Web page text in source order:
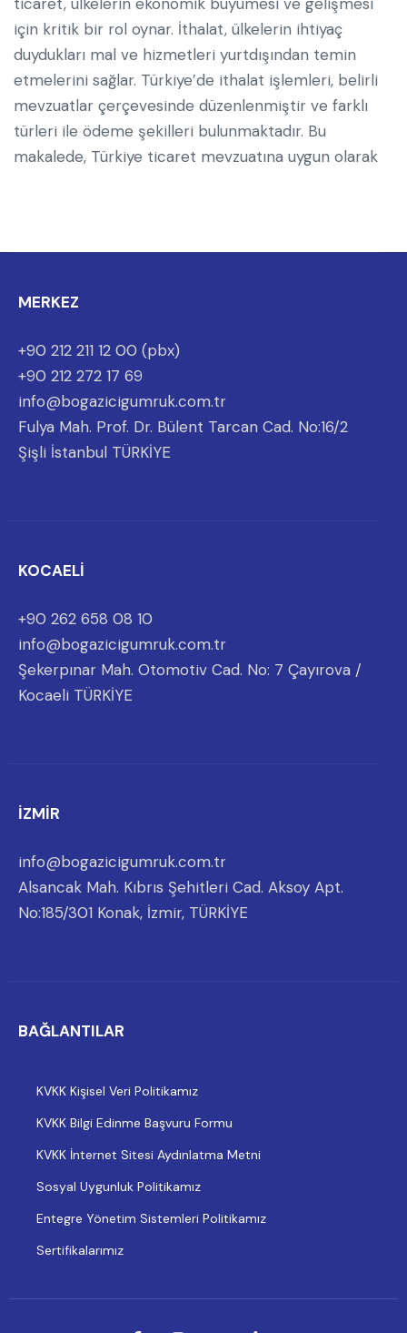
için kritik bir rol oynar. İthalat, ülkelerin ihtiyaç
duydukları mal ve hizmetleri yurtdışından temin
etmelerini sağlar. Türkiye’de ithalat işlemleri, belirli
mevzuatlar çerçevesinde düzenlenmiştir ve farklı
türleri ile ödeme şekilleri bulunmaktadır. Bu
makalede, Türkiye ticaret mevzuatına uygun olarak
MERKEZ
+90 212 211 12 00 (pbx)
+90 212 272 17 69
info@bogazicigumruk.com.tr
Fulya Mah. Prof. Dr. Bülent Tarcan Cad. No:16/2
Şişli İstanbul TÜRKİYE
KOCAELİ
+90 262 658 08 10
info@bogazicigumruk.com.tr
Şekerpınar Mah. Otomotiv Cad. No: 7 Çayırova /
Kocaeli TÜRKİYE
İZMİR
info@bogazicigumruk.com.tr
Alsancak Mah. Kıbrıs Şehitleri Cad. Aksoy Apt.
No:185/301 Konak, İzmir, TÜRKİYE
BAĞLANTILAR
KVKK Kişisel Veri Politikamız
KVKK Bilgi Edinme Başvuru Formu
KVKK İnternet Sitesi Aydınlatma Metni
Sosyal Uygunluk Politikamız
Entegre Yönetim Sistemleri Politikamız
Sertifikalarımız